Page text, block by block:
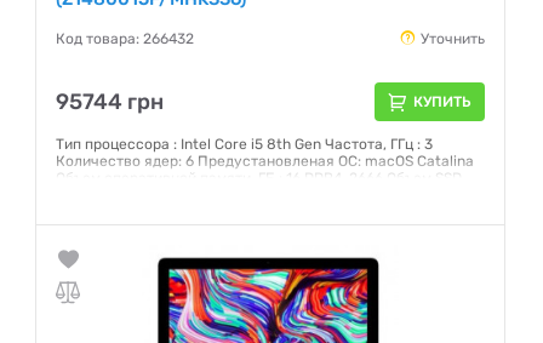
Код товара: 266432 Уточнить
95744 грн КУПИТЬ
Тип процессора : Intel Core i5 8th Gen Частота, ГГц : 3
Количество ядер: 6 Предустановленая ОС: macOS Catalina
Объем оперативной памяти, ГБ : 16 DDR4-2666 Объем SSD,
C), 4xUSB 3.0, Head-Out Экран: 21,5 (4096x2304) IPS
Сенсорный: нет
Гарантия: 12 месяцев